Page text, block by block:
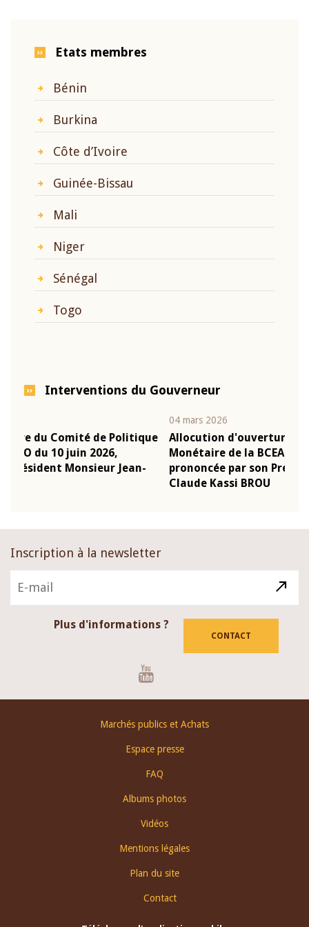
Etats membres
Bénin
Burkina
Côte d’Ivoire
Guinée-Bissau
Mali
Niger
Sénégal
Togo
Interventions du Gouverneur
Allocution d'ouverture du Comité de Politique
Monétaire de la BCEAO du 4 mars 2026,
prononcée par son Président Monsieur Jean-
Inscription à la newsletter
Plus d'informations ?
CONTACT
Marchés publics et Achats
Espace presse
FAQ
Albums photos
Vidéos
Mentions légales
Plan du site
Contact